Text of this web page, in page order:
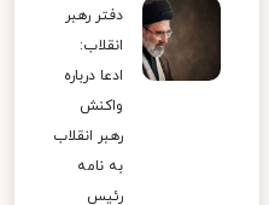
دفتر رهبر
انقلاب:
ادعا درباره
واکنش
رهبر انقلاب
به نامه
رئیس